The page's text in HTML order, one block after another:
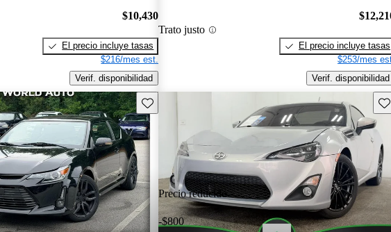
$10,430
El precio incluye tasas
$216/mes est.
Verif. disponibilidad
Trato justo
El precio incluye tasas
$253/mes
Verif. disponibilidad
Guarda este Aviso
Precio reducido
-$800